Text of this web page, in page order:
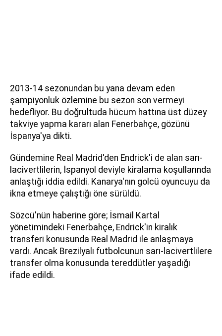
2013-14 sezonundan bu yana devam eden
şampiyonluk özlemine bu sezon son vermeyi
hedefliyor. Bu doğrultuda hücum hattına üst düzey
takviye yapma kararı alan Fenerbahçe, gözünü
İspanya'ya dikti.
Gündemine Real Madrid'den Endrick'i de alan sarı-
lacivertlilerin, İspanyol deviyle kiralama koşullarında
anlaştığı iddia edildi. Kanarya'nın golcü oyuncuyu da
ikna etmeye çalıştığı öne sürüldü.
Sözcü'nün haberine göre; İsmail Kartal
yönetimindeki Fenerbahçe, Endrick'in kiralık
transferi konusunda Real Madrid ile anlaşmaya
vardı. Ancak Brezilyalı futbolcunun sarı-lacivertlilere
transfer olma konusunda tereddütler yaşadığı
ifade edildi.